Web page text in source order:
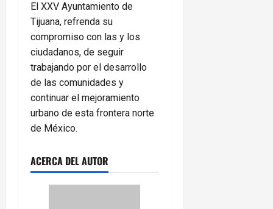
El XXV Ayuntamiento de
Tijuana, refrenda su
compromiso con las y los
ciudadanos, de seguir
trabajando por el desarrollo
de las comunidades y
continuar el mejoramiento
urbano de esta frontera norte
de México.
ACERCA DEL AUTOR